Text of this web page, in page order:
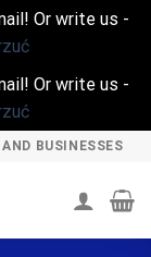
Or write us -
Or write us -
BUSINESSES